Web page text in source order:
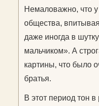
Немаловажно, что у
общества,
даже иногда в
мальчиком». А
картины, что было
братья.
В этот период тон